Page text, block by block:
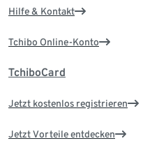
Hilfe & Kontakt
Tchibo Online-Konto
TchiboCard
Jetzt kostenlos registrieren
Jetzt Vorteile entdecken